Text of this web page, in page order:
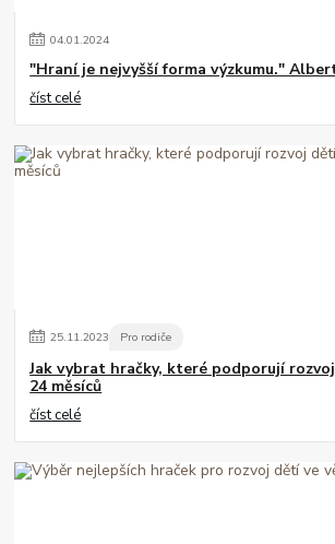
04.01.2024
"Hraní je nejvyšší forma výzkumu."
číst celé
25.11.2023 Pro rodiče
Jak vybrat hračky, které podporují
24 měsíců
číst celé